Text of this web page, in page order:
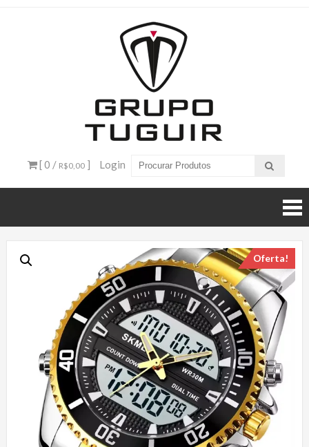
– Grupo
Tuguir
[ 0 / R$0,00 ] Login
Oferta!